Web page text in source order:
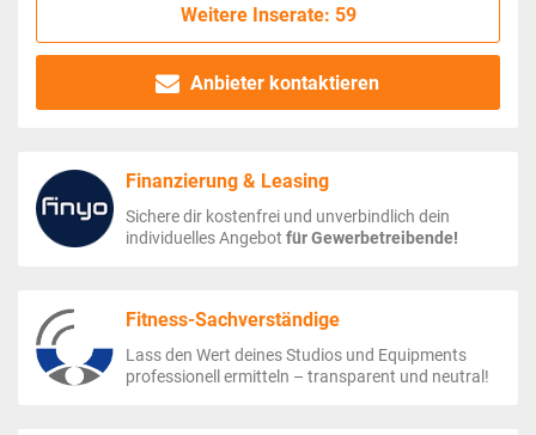
Weitere Inserate: 59
Anbieter kontaktieren
Finanzierung & Leasing
Sichere dir kostenfrei und unverbindlich dein
individuelles Angebot für Gewerbetreibende!
Fitness-Sachverständige
Lass den Wert deines Studios und Equipments
professionell ermitteln – transparent und neutral!